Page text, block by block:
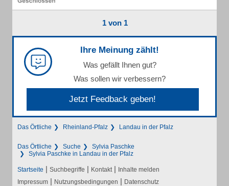
1 von 1
Ihre Meinung zählt!
Was gefällt Ihnen gut?
Was sollen wir verbessern?
Jetzt Feedback geben!
Das Örtliche Rheinland-Pfalz Landau in der Pfalz
Das Örtliche Suche
Sylvia Paschke
Sylvia Paschke in Landau in der Pfalz
Startseite | Suchbegriffe | Kontakt | Inhalte melden
Impressum | Nutzungsbedingungen | Datenschutz